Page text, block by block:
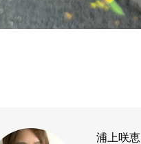
浦上咲恵